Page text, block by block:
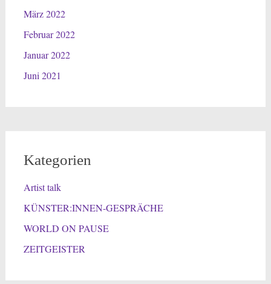
März 2022
Februar 2022
Januar 2022
Juni 2021
Kategorien
Artist talk
KÜNSTER:INNEN-GESPRÄCHE
WORLD ON PAUSE
ZEITGEISTER